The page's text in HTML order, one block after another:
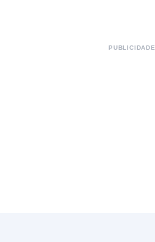
PUBLICIDADE